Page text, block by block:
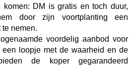
komen: DM is gratis en toch duur,
door zijn voortplanting een
nemen.
voordelig aanbod voor
loopje met de waarheid en de
de koper gegarandeerd